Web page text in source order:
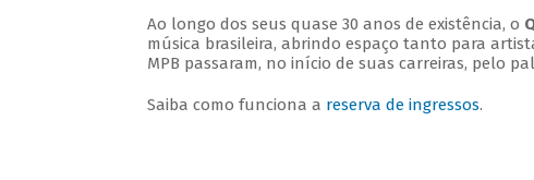
Ao longo dos seus quase 30 anos de existência, o
música brasileira, abrindo espaço tanto para
MPB passaram, no início de suas carreiras, pelo
Saiba como funciona a reserva de ingressos.